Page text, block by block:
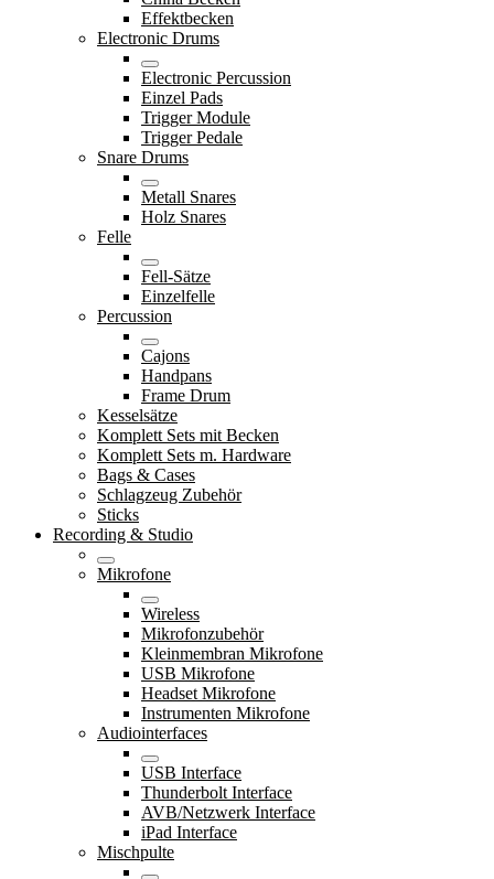
Effektbecken
Electronic Drums
Electronic Percussion
Einzel Pads
Trigger Module
Trigger Pedale
Snare Drums
Metall Snares
Holz Snares
Felle
Fell-Sätze
Einzelfelle
Percussion
Cajons
Handpans
Frame Drum
Kesselsätze
Komplett Sets mit Becken
Komplett Sets m. Hardware
Bags & Cases
Schlagzeug Zubehör
Sticks
Recording & Studio
Mikrofone
Wireless
Mikrofonzubehör
Kleinmembran Mikrofone
USB Mikrofone
Headset Mikrofone
Instrumenten Mikrofone
Audiointerfaces
USB Interface
Thunderbolt Interface
AVB/Netzwerk Interface
iPad Interface
Mischpulte